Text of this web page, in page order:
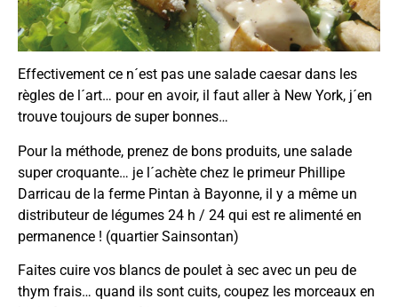
Effectivement ce n´est pas une salade caesar dans les
règles de l´art… pour en avoir, il faut aller à New York, j´en
trouve toujours de super bonnes…
Pour la méthode, prenez de bons produits, une salade
super croquante… je l´achète chez le primeur Phillipe
Darricau de la ferme Pintan à Bayonne, il y a même un
distributeur de légumes 24 h / 24 qui est re alimenté en
permanence ! (quartier Sainsontan)
Faites cuire vos blancs de poulet à sec avec un peu de
thym frais… quand ils sont cuits, coupez les morceaux en